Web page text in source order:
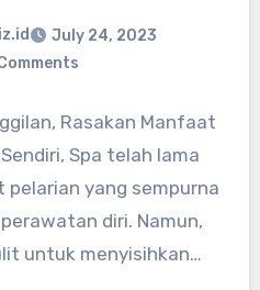
July 24, 2023
Rasakan Manfaat
Spa telah lama
yang sempurna
diri. Namun,
untuk menyisihkan